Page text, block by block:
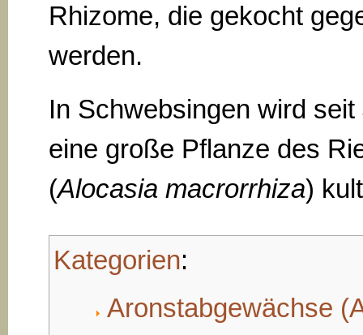
Rhizome, die gekocht
werden.
In Schwebsingen wird seit
eine große Pflanze des
(Alocasia macrorrhiza)
Kategorien:
Aronstabgewächse